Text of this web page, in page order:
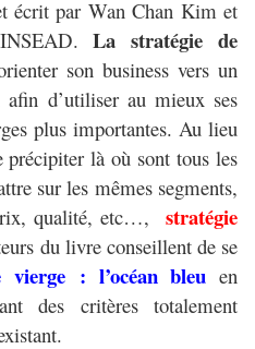
écrit par Wan Chan Kim et
La stratégie de
son business vers un
afin d’utiliser au mieux ses
plus importantes. Au lieu
précipiter là où sont tous les
sur les mêmes segments,
qualité, etc…,
stratégie
du livre conseillent de se
vierge : l’océan bleu en
des critères totalement